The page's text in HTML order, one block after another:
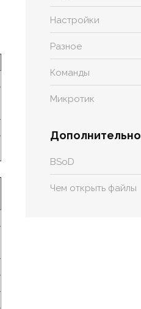
Настройки
Разное
Команды
Микротик
Дополнительно
BSoD
Чем открыть файлы